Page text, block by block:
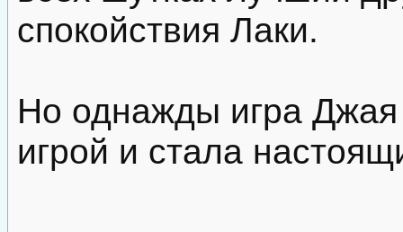
спокойствия Лаки.
Но однажды игра
игрой и стала